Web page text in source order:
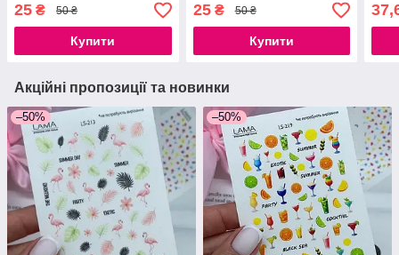
25 ₴ 50 ₴
Купити
25₴ 50 ₴
Купити
Акційні пропозиції та новинки
–50% –50%